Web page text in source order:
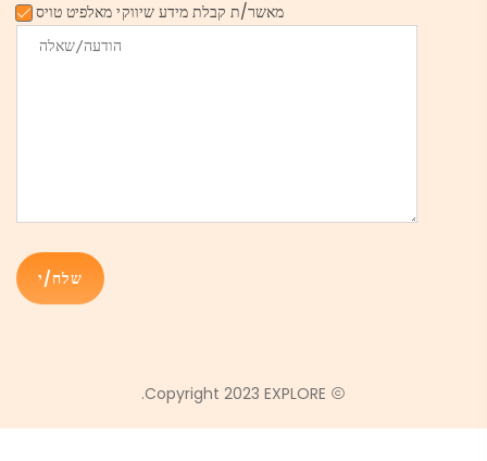
מאשר/ת קבלת מידע שיווקי מאלפיט טויס